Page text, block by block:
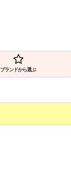
ブランドから選ぶ